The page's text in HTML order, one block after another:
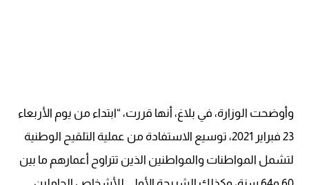
وأوضحت الوزارة، في بلاغ، أنها قررت، “ابتداء من يوم الأربعاء
23 فبراير 2021، توسيع الاستفادة من عملية التلقيح الوطنية
لتشمل المواطنات والمواطنين الذين تتراوح أعمارهم ما بين